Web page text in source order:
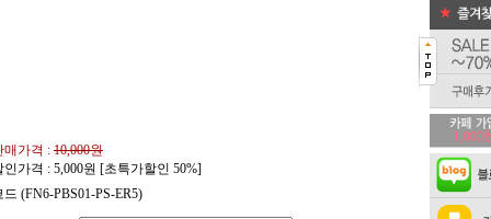
매가격 : 10,000원
인가격 : 5,000원 [초특가할인 50%]
드 (FN6-PBS01-PS-ER5)